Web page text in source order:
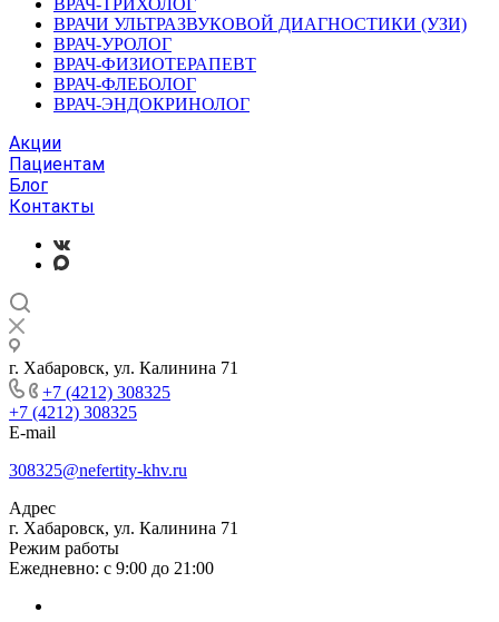
ВРАЧ-ТРИХОЛОГ
ВРАЧИ УЛЬТРАЗВУКОВОЙ ДИАГНОСТИКИ (УЗИ)
ВРАЧ-УРОЛОГ
ВРАЧ-ФИЗИОТЕРАПЕВТ
ВРАЧ-ФЛЕБОЛОГ
ВРАЧ-ЭНДОКРИНОЛОГ
Акции
Пациентам
Блог
Контакты
г. Хабаровск, ул. Калинина 71
+7 (4212) 308325
+7 (4212) 308325
E-mail
308325@nefertity-khv.ru
Адрес
г. Хабаровск, ул. Калинина 71
Режим работы
Ежедневно: с 9:00 до 21:00